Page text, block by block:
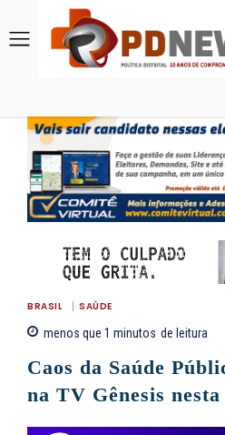
BRASIL SAÚDE
menos que 1 minutos de leitura
Caos da Saúde
na TV Gênesis